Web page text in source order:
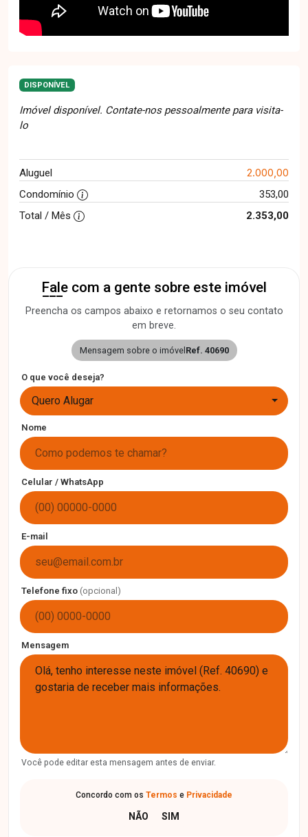
DISPONÍVEL
Imóvel disponível. Contate-nos pessoalmente para visita-
lo
Aluguel 2.000,00
Condomínio
353,00
Total / Mês
2.353,00
Fale com a gente sobre este imóvel
Preencha os campos abaixo e retornamos o seu contato
em breve.
Mensagem sobre o imóvelRef. 40690
O que você deseja?
Quero Alugar
Nome
Celular / WhatsApp
E-mail
Telefone fixo (opcional)
Mensagem
Você pode editar esta mensagem antes de enviar.
Concordo com os Termos e Privacidade